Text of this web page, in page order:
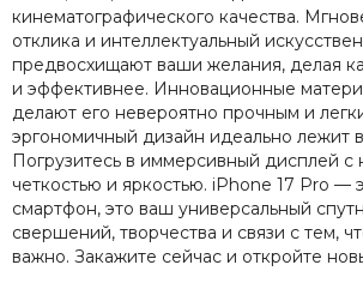
кинематографического качества.
отклика и интеллектуальный
предвосхищают ваши желания, делая
и эффективнее. Инновационные
делают его невероятно прочным и
эргономичный дизайн идеально лежит
Погрузитесь в иммерсивный дисплей
четкостью и яркостью. iPhone 17 Pro —
смартфон, это ваш универсальный
свершений, творчества и связи с тем,
важно. Закажите сейчас и откройте